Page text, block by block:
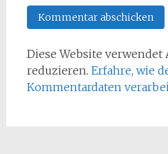
Diese Website verwendet
reduzieren. Erfahre, wie
Kommentardaten